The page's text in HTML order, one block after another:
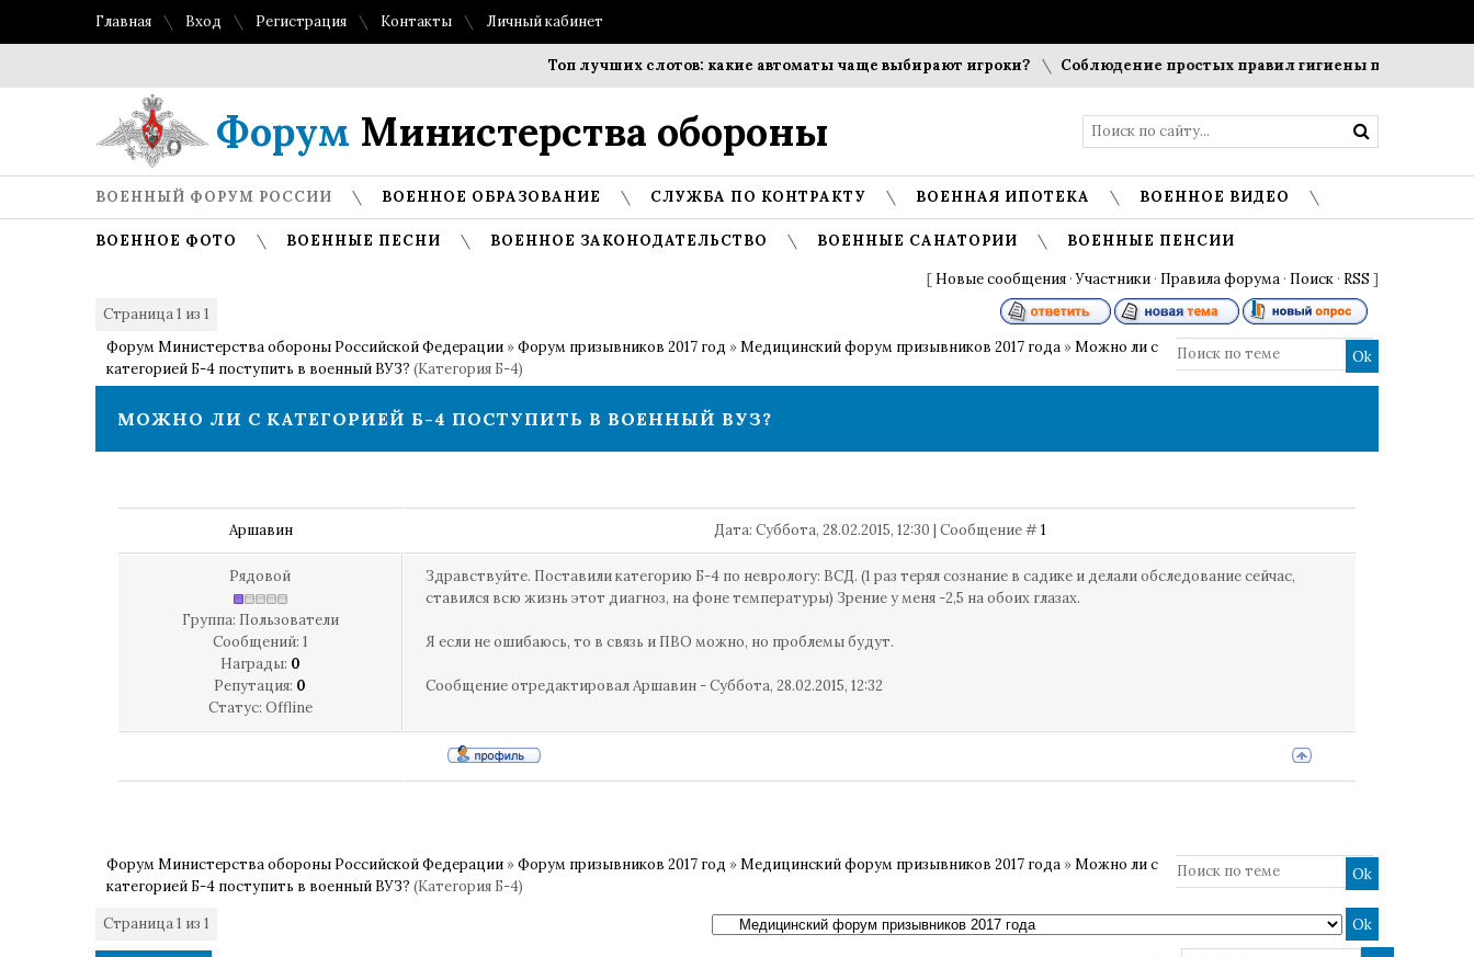
Главная Вход Регистрация Контакты Личный кабинет
Топ лучших слотов: какие автоматы чаще выбирают игроки? Соблюдение простых правил гигиены помогает
Форум Министерства обороны
ВОЕННЫЙ ФОРУМ РОССИИ ВОЕННОЕ ОБРАЗОВАНИЕ СЛУЖБА ПО КОНТРАКТУ ВОЕННАЯ ИПОТЕКА ВОЕННОЕ ВИДЕО
ВОЕННОЕ ФОТО ВОЕННЫЕ ПЕСНИ ВОЕННОЕ ЗАКОНОДАТЕЛЬСТВО ВОЕННЫЕ САНАТОРИИ ВОЕННЫЕ ПЕНСИИ
[ Новые сообщения ·Участники · Правила форума · Поиск · RSS ]
Страница1 из 1
Форум Министерства обороны Российской Федерации »Форум призывников 2017 год »Медицинский форум призывников 2017 года »Можно ли с
категорией Б-4 поступить в военный ВУЗ? (Категория Б-4)
МОЖНО ЛИ С КАТЕГОРИЕЙ Б-4 ПОСТУПИТЬ В ВОЕННЫЙ ВУЗ?
Аршавин Дата: Суббота, 28.02.2015, 12:30 | Сообщение #1
Рядовой
Группа: Пользователи
Сообщений: 1
Награды: 0
Репутация: 0
Статус: Offline
Здравствуйте. Поставили категорию Б-4 по неврологу: ВСД. (1 раз терял сознание в садике и делали обследование сейчас,
ставился всю жизнь этот диагноз, на фоне температуры) Зрение у меня -2,5 на обоих глазах.
Я если не ошибаюсь, то в связь и ПВО можно, но проблемы будут.
Сообщение отредактировалАршавин -Суббота, 28.02.2015, 12:32
Форум Министерства обороны Российской Федерации »Форум призывников 2017 год »Медицинский форум призывников 2017 года »Можно ли с
категорией Б-4 поступить в военный ВУЗ? (Категория Б-4)
Страница1 из 1